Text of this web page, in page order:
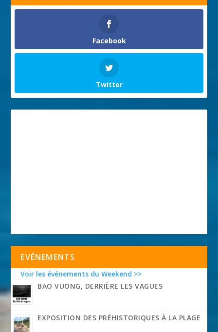
Facebook
Twitter
EVÉNEMENTS
Voir les événements du Weekend >>
BAO VUONG, DERRIÈRE LES VAGUES
EXPOSITION DES PRÉHISTORIQUES À LA PLAGE